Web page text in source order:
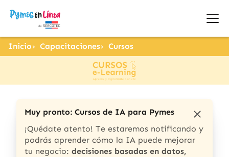
Inicio Capacitaciones Cursos
Muy pronto: Cursos de IA para Pymes
¡Quédate atento! Te estaremos notificando y
podrás aprender cómo la IA puede mejorar
tu negocio: decisiones basadas en datos,